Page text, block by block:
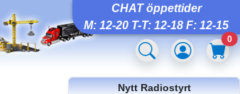
CHAT öppettider
M: 12-20 T-T: 12-18 F: 12-15
0
Nytt Radiostyrt